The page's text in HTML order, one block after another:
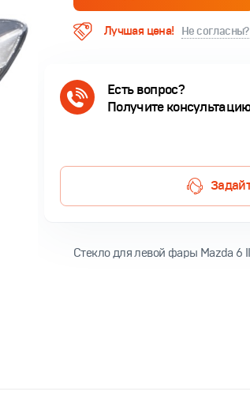
Лучшая цена! Не согласны?
Есть вопрос?
Получите
Cтекло для левой фары Mazda 6